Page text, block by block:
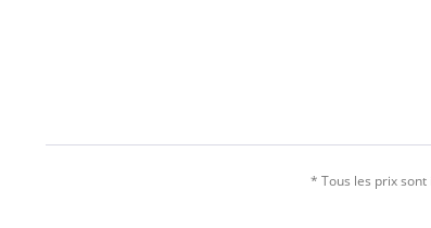
* Tous les prix sont